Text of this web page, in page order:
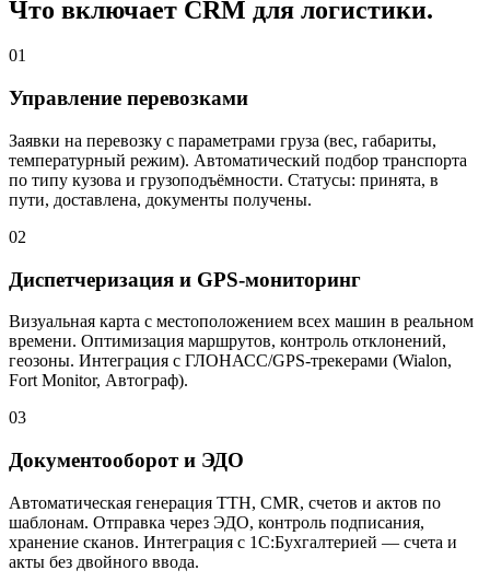
Что включает CRM для логистики.
01
Управление перевозками
Заявки на перевозку с параметрами груза (вес, габариты,
температурный режим). Автоматический подбор транспорта
по типу кузова и грузоподъёмности. Статусы: принята, в
пути, доставлена, документы получены.
02
Диспетчеризация и GPS-мониторинг
Визуальная карта с местоположением всех машин в реальном
времени. Оптимизация маршрутов, контроль отклонений,
геозоны. Интеграция с ГЛОНАСС/GPS-трекерами (Wialon,
Fort Monitor, Автограф).
03
Документооборот и ЭДО
Автоматическая генерация ТТН, CMR, счетов и актов по
шаблонам. Отправка через ЭДО, контроль подписания,
хранение сканов. Интеграция с 1С:Бухгалтерией — счета и
акты без двойного ввода.